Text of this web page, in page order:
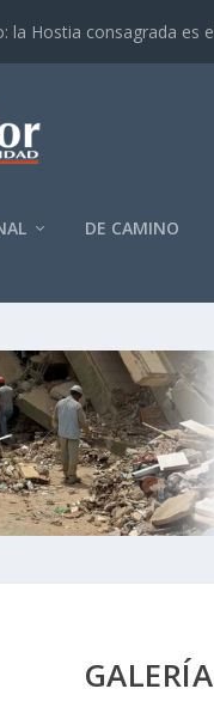
la Hostia consagrada es
DE CAMINO